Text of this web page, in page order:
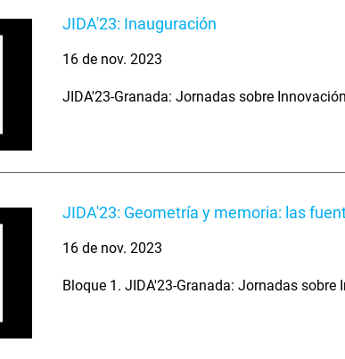
JIDA'23: Inauguración
16 de nov. 2023
JIDA'23-Granada: Jornadas sobre
JIDA'23: Geometría y memoria: las
16 de nov. 2023
Bloque 1. JIDA'23-Granada: Jornadas